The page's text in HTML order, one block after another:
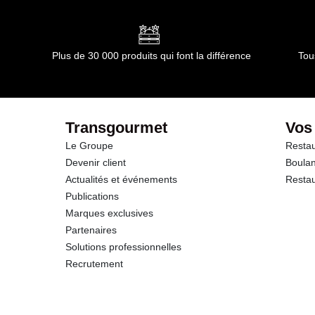
dont Acides gras saturés
dont Sucres
Fibres
Protéines
Plus de 30 000 produits qui font la différence
Transgourmet
Le Groupe
Devenir client
Actualités et événements
Publications
Marques exclusives
Partenaires
Solutions professionnelles
Recrutement